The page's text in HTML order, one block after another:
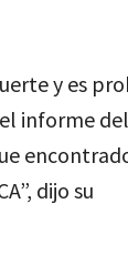
y es
informe
dijo su